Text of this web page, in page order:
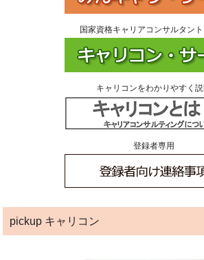
国家資格キャリアコンサルタン
キャリコンをわかりやすく
登録者専用
pickup キャリコン